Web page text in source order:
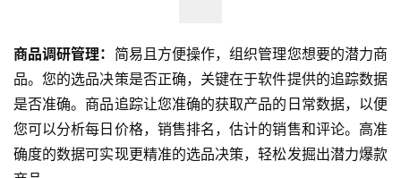
商品调研管理： 简易且方便操作，组织管理您想要的潜力商
品。您的选品决策是否正确，关键在于软件提供的追踪数据
是否准确。商品追踪让您准确的获取产品的日常数据，以便
您可以分析每日价格，销售排名，估计的销售和评论。高准
确度的数据可实现更精准的选品决策，轻松发掘出潜力爆款